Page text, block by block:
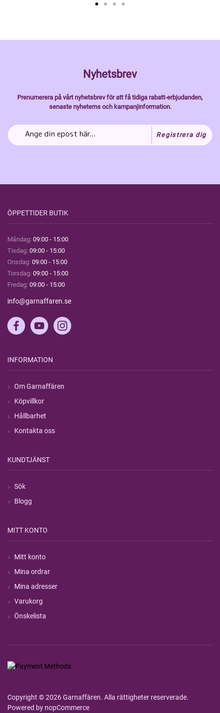
Nyhetsbrev
Prenumerera på vårt nyhetsbrev för att få tidiga rabatt-erbjudanden,
senaste nyheterns och kampanjinformation.
Registrera dig
ÖPPETTIDER BUTIK
Måndag: 09:00 - 15:00
Tisdag: 09:00 - 15:00
Onsdag: 09:00 - 15:00
Torsdag: 09:00 - 15:00
Fredag: 09:00 - 15:00
info@garnaffaren.se
INFORMATION
Om Garnaffären
Köpvillkor
Hållbarhet
Kontakta oss
KUNDTJÄNST
Sök
Blogg
MITT KONTO
Mitt konto
Mina ordrar
Mina adresser
Varukorg
Önskelista
Copyright © 2026 Garnaffären. Alla rättigheter reserverade.
Powered by nopCommerce